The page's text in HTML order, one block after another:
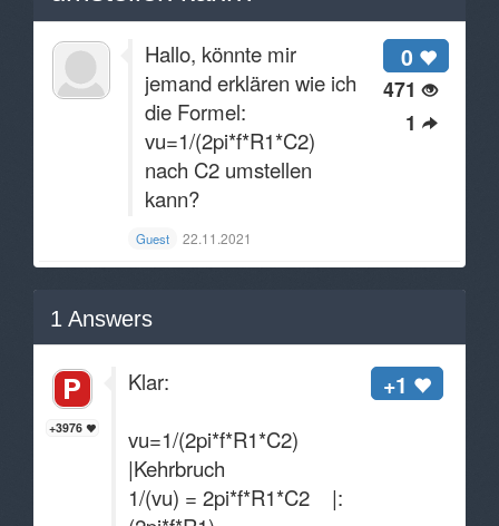
0
471
1
Hallo, könnte mir
jemand erklären wie ich
die Formel:
vu=1/(2pi*f*R1*C2)
nach C2 umstellen
kann?
Guest 22.11.2021
1 Answers
+3976
+1
Klar:
vu=1/(2pi*f*R1*C2)
|Kehrbruch
1/(vu) = 2pi*f*R1*C2 |: